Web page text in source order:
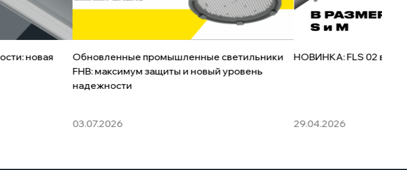
новая
Обновленные промышленные светильники
FHB: максимум защиты и новый уровень
надежности
03.07.2026
НОВИНКА: FLS 02 в
29.04.2026